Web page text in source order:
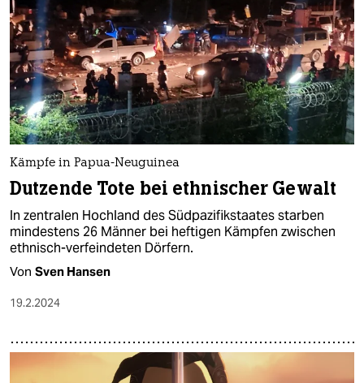
Kämpfe in Papua-Neuguinea
Dutzende Tote bei ethnischer Gewalt
In zentralen Hochland des Südpazifikstaates starben
mindestens 26 Männer bei heftigen Kämpfen zwischen
ethnisch-verfeindeten Dörfern.
Von Sven Hansen
19.2.2024